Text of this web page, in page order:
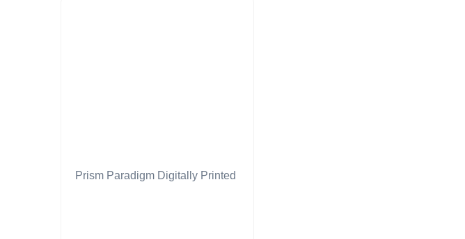
Prism Paradigm Digitally Printed